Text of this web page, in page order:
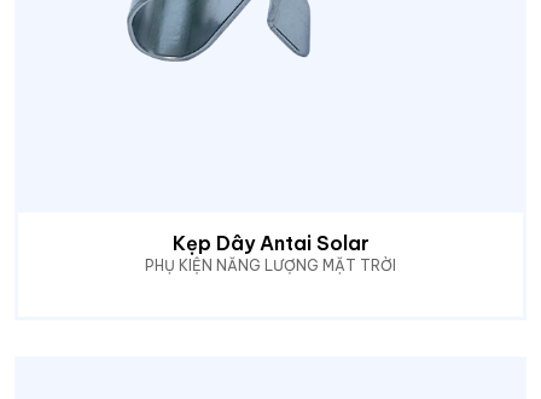
Kẹp Dây Antai Solar
PHỤ KIỆN NĂNG LƯỢNG MẶT TRỜI